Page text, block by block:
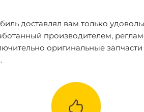
доставлял вам только
производителем,
оригинальные